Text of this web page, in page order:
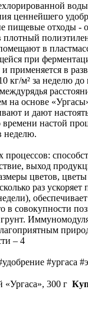
ценнейшего
пищевые отходы -
в
при
и применяется в
кг/м² за неделю
на основе
и дают
настой
неделю.
процессов:
выход
цветов,
раз
в совокупности
‒ 4
#ургаса
«Ургаса», 300 г